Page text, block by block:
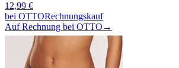
12,99 €
bei OTTORechnungskauf
Auf Rechnung bei OTTO →